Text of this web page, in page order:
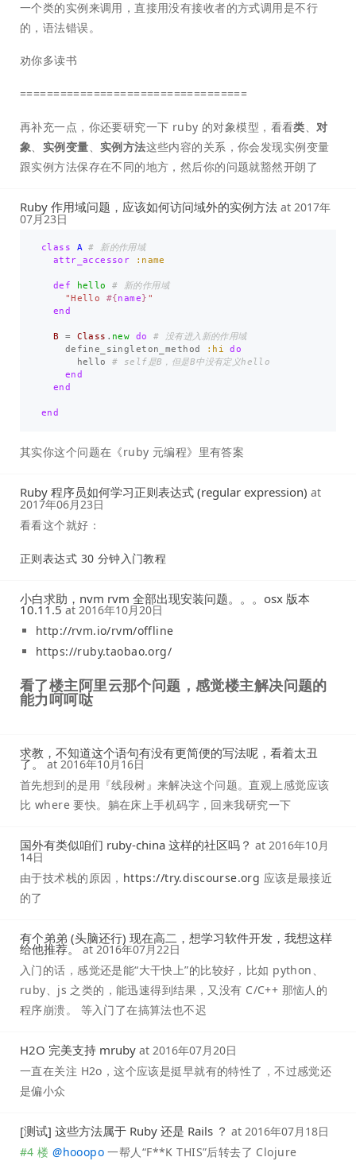
一个类的实例来调用，直接用没有接收者的方式调用是不行
的，语法错误。
劝你多读书
==================================
再补充一点，你还要研究一下 ruby 的对象模型，看看类、对
象、 实例变量、 实例方法这些内容的关系，你会发现实例变量
跟实例方法保存在不同的地方，然后你的问题就豁然开朗了
Ruby 作用域问题，应该如何访问域外的实例方法 at 2017年
07月23日
class A # 新的作用域
attr_accessor
:name
def hello
# 新的作用域
"Hello #{name} "
end
B = Class . new do
# 没有进入新的作用域
define_singleton_method
:hi
do
hello
# self是B，但是B中没有定义hello
end
end
end
其实你这个问题在《ruby 元编程》里有答案
Ruby 程序员如何学习正则表达式 (regular expression) at
2017年06月23日
看看这个就好：
正则表达式 30 分钟入门教程
小白求助，nvm rvm 全部出现安装问题。。。osx 版本
10.11.5 at 2016年10月20日
http://rvm.io/rvm/offline
https://ruby.taobao.org/
看了楼主阿里云那个问题，感觉楼主解决问题的
能力呵呵哒
求教，不知道这个语句有没有更简便的写法呢，看着太丑
了。 at 2016年10月16日
首先想到的是用『线段树』来解决这个问题。直观上感觉应该
比 where 要快。躺在床上手机码字，回来我研究一下
国外有类似咱们 ruby-china 这样的社区吗？ at 2016年10月
14日
由于技术栈的原因， https://try.discourse.org 应该是最接近
的了
有个弟弟 (头脑还行) 现在高二，想学习软件开发，我想这样
给他推荐。 at 2016年07月22日
入门的话，感觉还是能“大干快上”的比较好，比如 python、
ruby、js 之类的，能迅速得到结果，又没有 C/C++ 那恼人的
程序崩溃。 等入门了在搞算法也不迟
H2O 完美支持 mruby at 2016年07月20日
一直在关注 H2o，这个应该是挺早就有的特性了，不过感觉还
是偏小众
[测试] 这些方法属于 Ruby 还是 Rails ？ at 2016年07月18日
#4 楼 @hooopo 一帮人“F**K THIS”后转去了 Clojure